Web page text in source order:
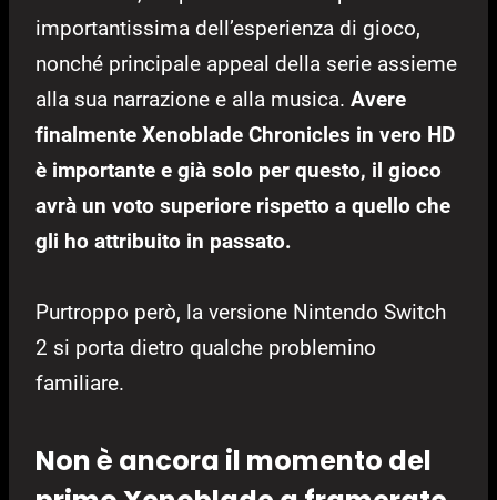
importantissima dell’esperienza di gioco,
nonché principale appeal della serie assieme
alla sua narrazione e alla musica. Avere
finalmente Xenoblade Chronicles in vero HD
è importante e già solo per questo, il gioco
avrà un voto superiore rispetto a quello che
gli ho attribuito in passato.
Purtroppo però, la versione Nintendo Switch
2 si porta dietro qualche problemino
familiare.
Non è ancora il momento del